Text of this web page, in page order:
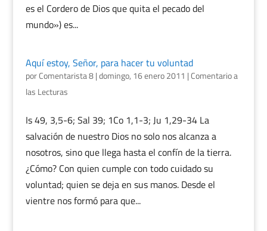
es el Cordero de Dios que quita el pecado del
mundo») es...
Aquí estoy, Señor, para hacer tu voluntad
porComentarista 8|domingo, 16 enero 2011 |Comentario a
las Lecturas
Is 49, 3,5-6; Sal 39; 1Co 1,1-3; Ju 1,29-34 La
salvación de nuestro Dios no solo nos alcanza a
nosotros, sino que llega hasta el confín de la tierra.
¿Cómo? Con quien cumple con todo cuidado su
voluntad; quien se deja en sus manos. Desde el
vientre nos formó para que...